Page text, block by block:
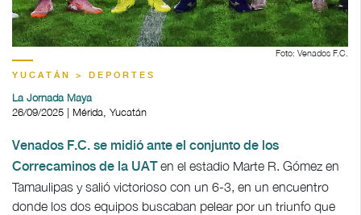
Foto: Venados F.C.
YUCATÁN > DEPORTES
La Jornada Maya
26/09/2025 | Mérida, Yucatán
Venados F.C. se midió ante el conjunto de los
Correcaminos de la UATen el estadio Marte R. Gómez en
Tamaulipas y salió victorioso con un 6-3, en un encuentro
donde los dos equipos buscaban pelear por un triunfo que